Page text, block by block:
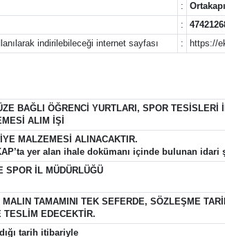
:
:
indirilebileceği internet sayfası : https://
BAĞLI ÖĞRENCİ YURTLARI, SPOR
ALIM İŞİ
MALZEMESİ ALINACAKTIR.
yer alan ihale dokümanı içinde bulunan idari
SPOR İL MÜDÜRLÜĞÜ
TAMAMINI TEK SEFERDE, SÖZLEŞME
TESLİM EDECEKTİR.
tarih itibariyle